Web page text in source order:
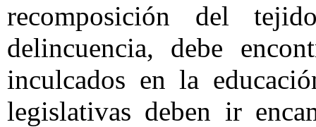
recomposición del
delincuencia, debe
inculcados en la
legislativas deben ir